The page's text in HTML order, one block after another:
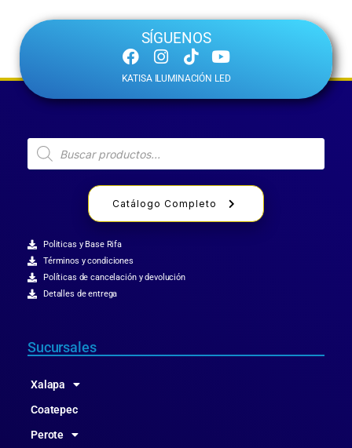
SÍGUENOS
KATISA ILUMINACIÓN LED
Catálogo Completo
Politicas y Base Rifa
Términos y condiciones
Políticas de cancelación y devolución
Detalles de entrega
Sucursales
Xalapa
Coatepec
Perote